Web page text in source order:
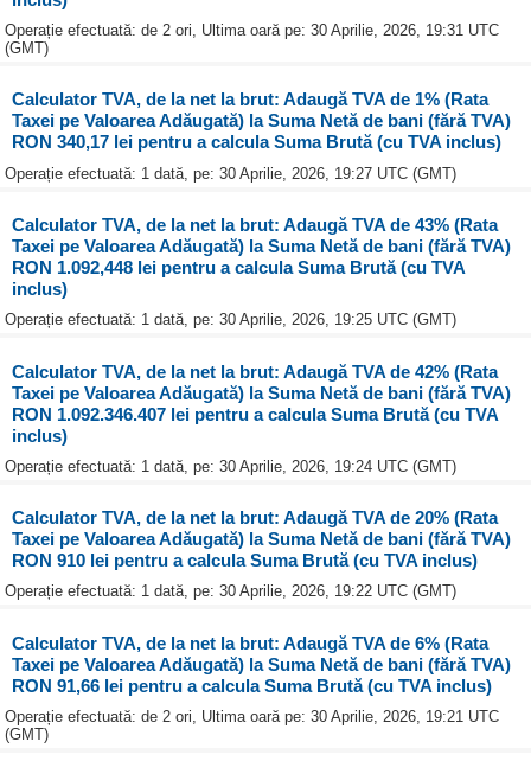
Operație efectuată: de 2 ori, Ultima oară pe: 30 Aprilie, 2026, 19:31 UTC
(GMT)
Calculator TVA, de la net la brut: Adaugă TVA de 1% (Rata
Taxei pe Valoarea Adăugată) la Suma Netă de bani (fără TVA)
RON 340,17 lei pentru a calcula Suma Brută (cu TVA inclus)
Operație efectuată: 1 dată, pe: 30 Aprilie, 2026, 19:27 UTC (GMT)
Calculator TVA, de la net la brut: Adaugă TVA de 43% (Rata
Taxei pe Valoarea Adăugată) la Suma Netă de bani (fără TVA)
RON 1.092,448 lei pentru a calcula Suma Brută (cu TVA
inclus)
Operație efectuată: 1 dată, pe: 30 Aprilie, 2026, 19:25 UTC (GMT)
Calculator TVA, de la net la brut: Adaugă TVA de 42% (Rata
Taxei pe Valoarea Adăugată) la Suma Netă de bani (fără TVA)
RON 1.092.346.407 lei pentru a calcula Suma Brută (cu TVA
inclus)
Operație efectuată: 1 dată, pe: 30 Aprilie, 2026, 19:24 UTC (GMT)
Calculator TVA, de la net la brut: Adaugă TVA de 20% (Rata
Taxei pe Valoarea Adăugată) la Suma Netă de bani (fără TVA)
RON 910 lei pentru a calcula Suma Brută (cu TVA inclus)
Operație efectuată: 1 dată, pe: 30 Aprilie, 2026, 19:22 UTC (GMT)
Calculator TVA, de la net la brut: Adaugă TVA de 6% (Rata
Taxei pe Valoarea Adăugată) la Suma Netă de bani (fără TVA)
RON 91,66 lei pentru a calcula Suma Brută (cu TVA inclus)
Operație efectuată: de 2 ori, Ultima oară pe: 30 Aprilie, 2026, 19:21 UTC
(GMT)